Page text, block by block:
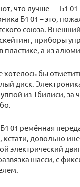
что лучше — Б1
Б1 01 – это,
союза.
приборы
пластике, а из
хотелось бы
диск.
из Тбилиси, за
01 ремённая
кстати, довольно
электрический
шасси, с